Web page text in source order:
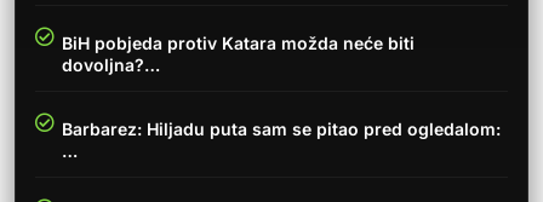
BiH pobjeda protiv Katara možda neće biti
dovoljna?…
Barbarez: Hiljadu puta sam se pitao pred ogledalom:
…